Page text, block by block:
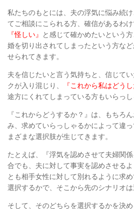
私たちのもとには、夫の浮気に悩み続
てご相談にこられる方、 確信があるわ
『怪しい』
と感じて確かめたいという方
婚を切り出されてしまったという方など
せられてきます。
夫を信じたいと言う気持ちと、信じて
クが入り混じり、
『これから私はどう
途方にくれてしまっている方もいらっし
『これからどうするか？』は、もちろ
み、 求めていらっしゃるかによって違
まざまな選択肢が生じてきます。
たとえば、『浮気を認めさせて夫婦関
合でも、夫に対して事実を認めさせるよ
とも相手女性に対して別れるように求め
選択するかで、そこから先のシナリオは
そして、そのどちらを選択するかを決め